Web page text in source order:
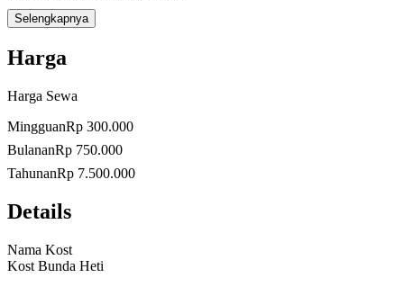
Harga Sewa Kost Rp.750.000 /Bulan Jika berminat silahkan
hubungi pemilik Kost Telp/WA: 085369450728
Harga Kost:
- Harga Kost Per Minggu Kamar Tanpa AC: Rp.300.000 /Minggu
- Harga Kost Per Bulan Kamar Tanpa AC / Pakai Kipas:
- Harga Kost Per Bulan Kamar AC: Rp.1.000.000 - Rp.1.100.000
Selengkapnya
Harga
Harga Sewa
MingguanRp 300.000
BulananRp 750.000
TahunanRp 7.500.000
Details
Nama Kost
Kost Bunda Heti